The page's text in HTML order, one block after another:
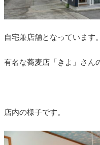
自宅兼店舗となっています。
有名な蕎麦店「きよ」さん
店内の様子です。